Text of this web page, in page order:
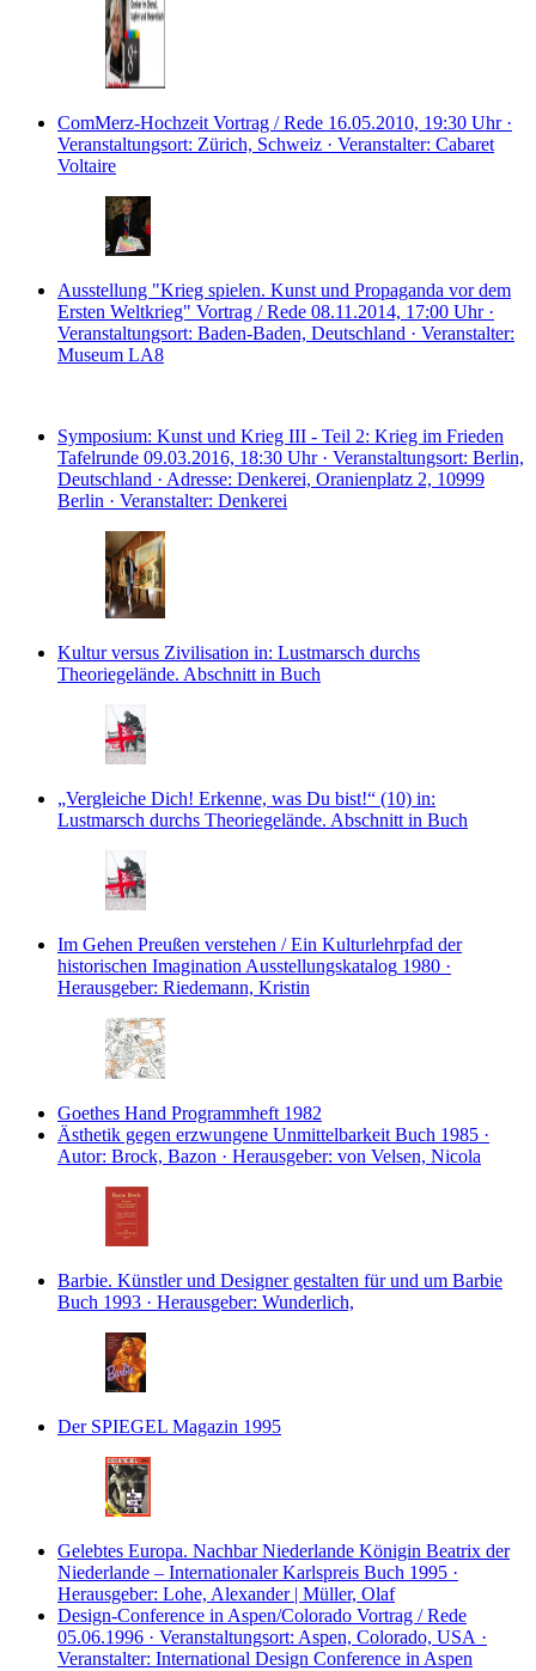
ComMerz-Hochzeit Vortrag / Rede 16.05.2010, 19:30 Uhr ·
Veranstaltungsort: Zürich, Schweiz · Veranstalter: Cabaret
Voltaire
Ausstellung "Krieg spielen. Kunst und Propaganda vor dem
Ersten Weltkrieg" Vortrag / Rede 08.11.2014, 17:00 Uhr ·
Veranstaltungsort: Baden-Baden, Deutschland · Veranstalter:
Museum LA8
Symposium: Kunst und Krieg III - Teil 2: Krieg im Frieden
Tafelrunde 09.03.2016, 18:30 Uhr · Veranstaltungsort: Berlin,
Deutschland · Adresse: Denkerei, Oranienplatz 2, 10999
Berlin · Veranstalter: Denkerei
Kultur versus Zivilisation in: Lustmarsch durchs
Theoriegelände. Abschnitt in Buch
„Vergleiche Dich! Erkenne, was Du bist!“ (10) in:
Lustmarsch durchs Theoriegelände. Abschnitt in Buch
Im Gehen Preußen verstehen / Ein Kulturlehrpfad der
historischen Imagination Ausstellungskatalog 1980 ·
Herausgeber: Riedemann, Kristin
Goethes Hand Programmheft 1982
Ästhetik gegen erzwungene Unmittelbarkeit Buch 1985 ·
Autor: Brock, Bazon · Herausgeber: von Velsen, Nicola
Barbie. Künstler und Designer gestalten für und um Barbie
Buch 1993 · Herausgeber: Wunderlich,
Der SPIEGEL Magazin 1995
Gelebtes Europa. Nachbar Niederlande Königin Beatrix der
Niederlande – Internationaler Karlspreis Buch 1995 ·
Herausgeber: Lohe, Alexander | Müller, Olaf
Design-Conference in Aspen/Colorado Vortrag / Rede
05.06.1996 · Veranstaltungsort: Aspen, Colorado, USA ·
Veranstalter: International Design Conference in Aspen